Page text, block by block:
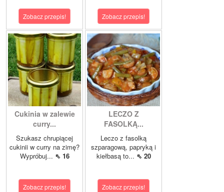
Zobacz przepis! Zobacz przepis!
Cukinia w zalewie
curry...
Szukasz chrupiącej
cukinii w curry na zimę?
Wypróbuj... ⇖ 16
Zobacz przepis!
LECZO Z
FASOLKĄ...
Leczo z fasolką
szparagową, papryką i
kiełbasą to... ⇖ 20
Zobacz przepis!